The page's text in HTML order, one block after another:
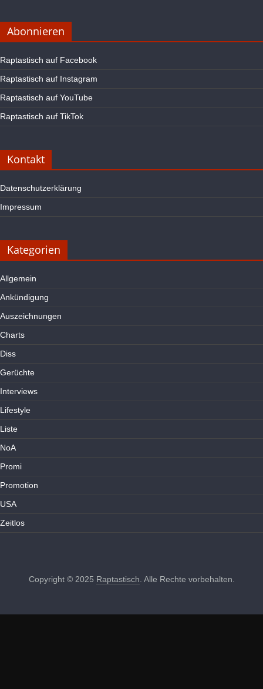
Abonnieren
Raptastisch auf Facebook
Raptastisch auf Instagram
Raptastisch auf YouTube
Raptastisch auf TikTok
Kontakt
Datenschutzerklärung
Impressum
Kategorien
Allgemein
Ankündigung
Auszeichnungen
Charts
Diss
Gerüchte
Interviews
Lifestyle
Liste
NoA
Promi
Promotion
USA
Zeitlos
Copyright © 2025 Raptastisch. Alle Rechte vorbehalten.